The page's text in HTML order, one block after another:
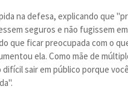
na defesa, explicando que
seguros e não fugissem
que ficar preocupada com o
ela. Como mãe de
difícil sair em público porque